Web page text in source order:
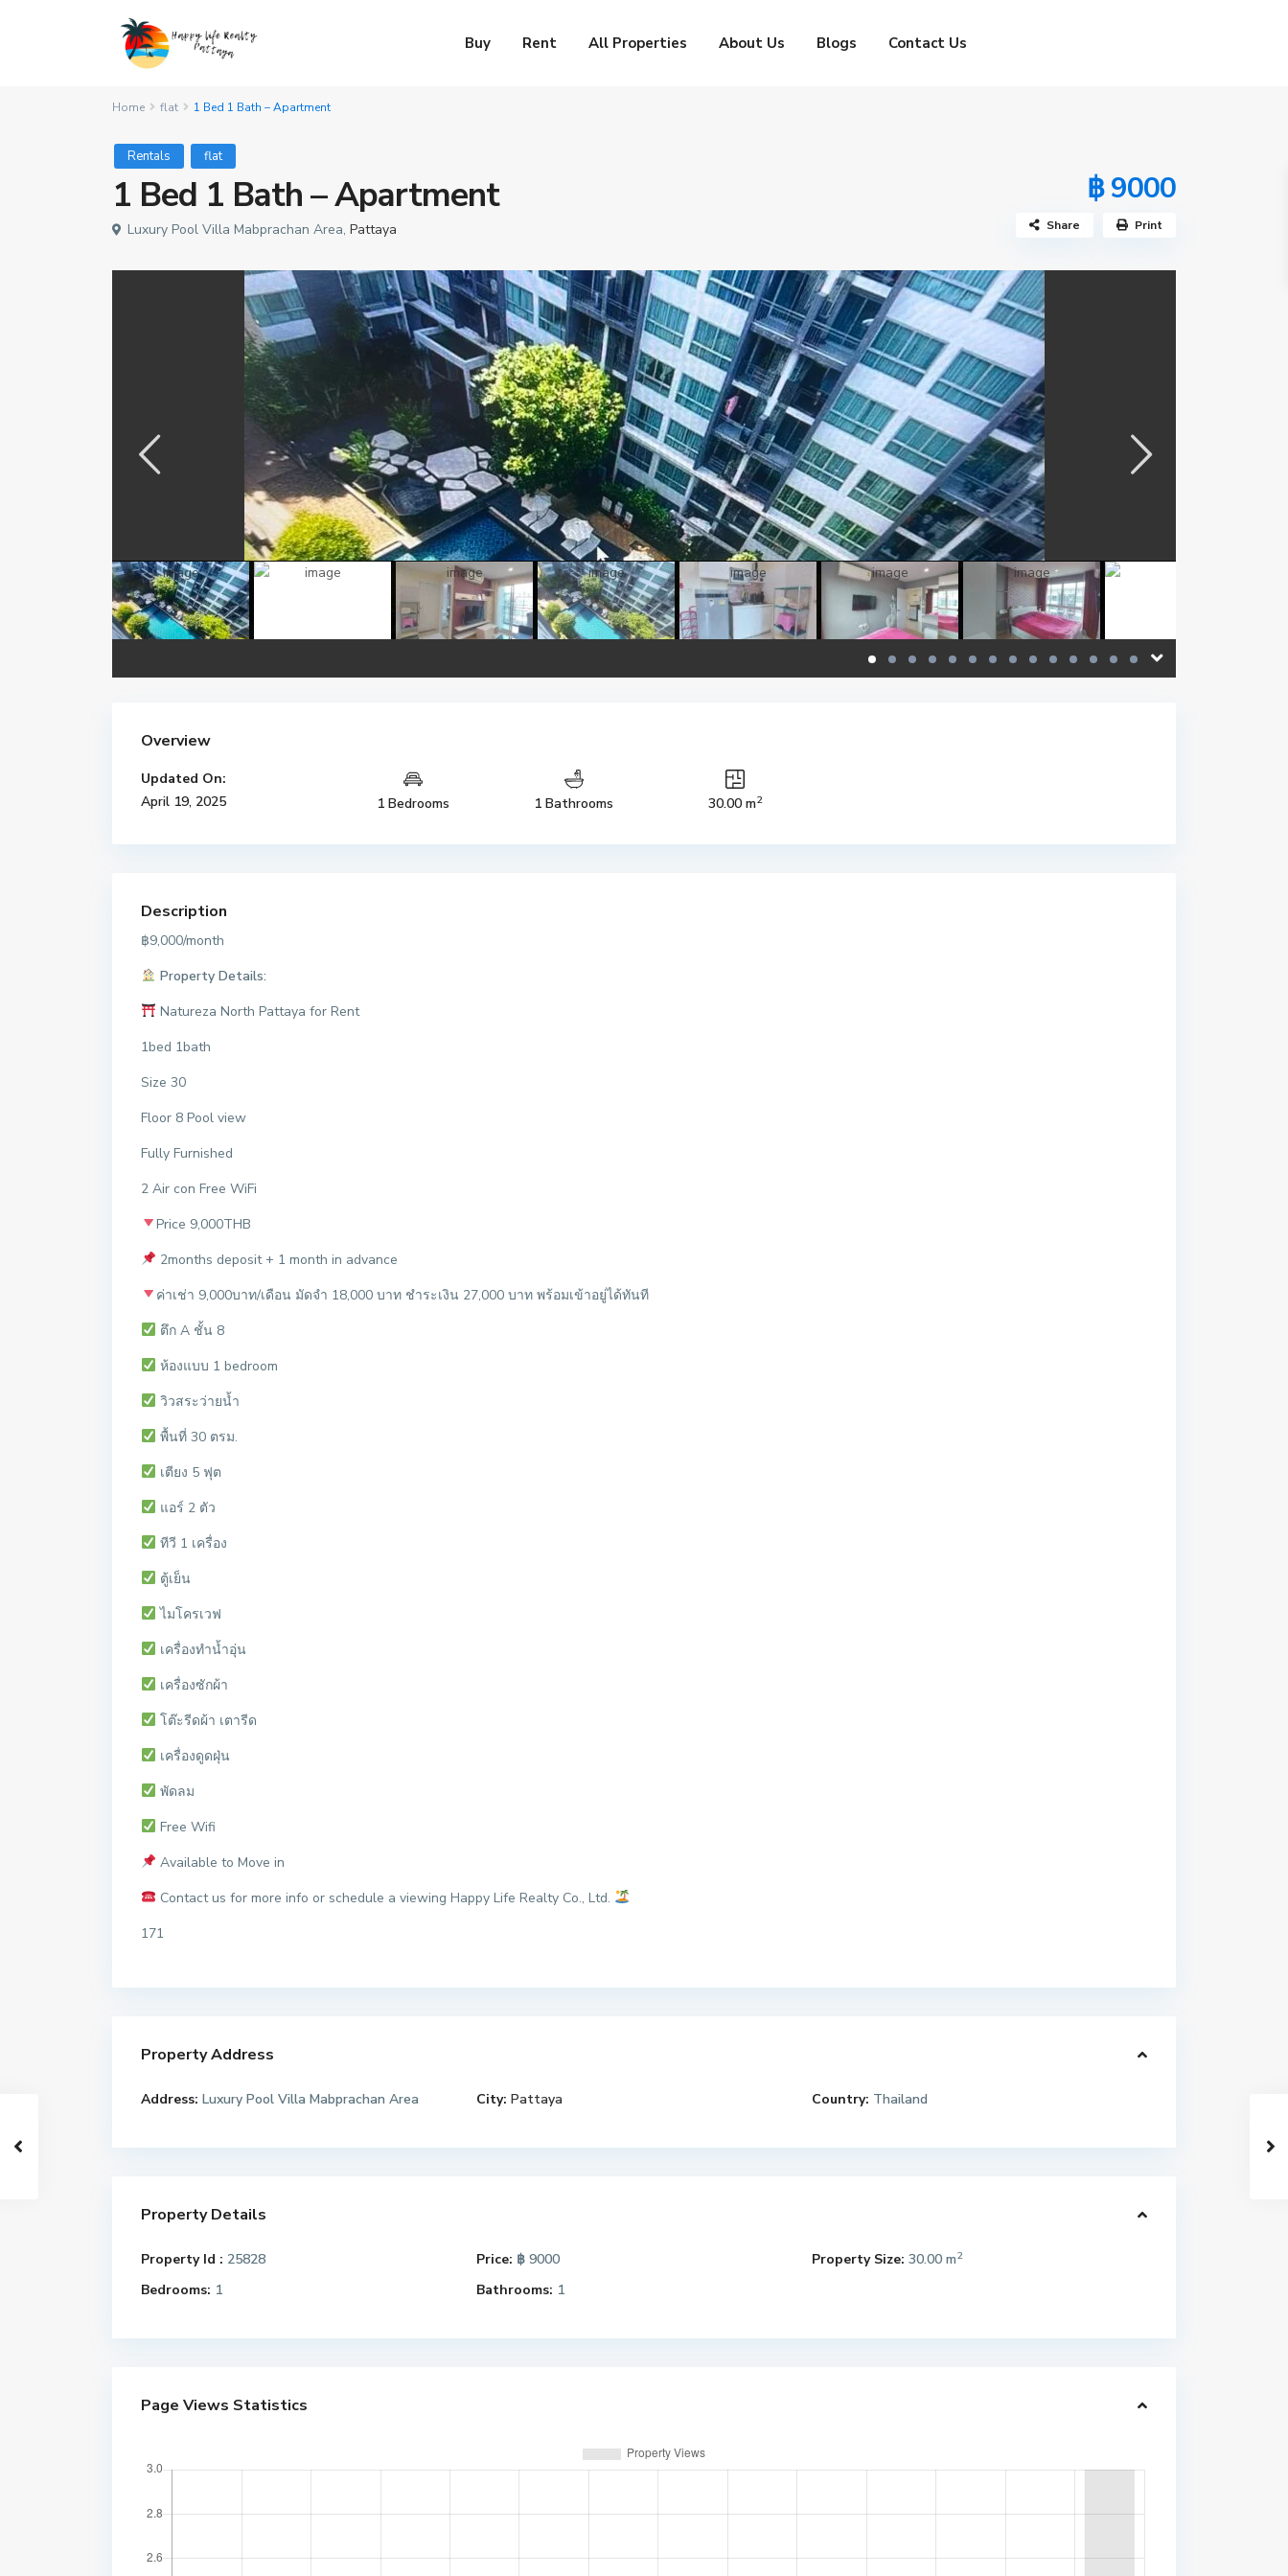
Buy Rent All Properties About Us Blogs Contact Us
Home flat 1 Bed 1 Bath – Apartment
Rentals flat
1 Bed 1 Bath – Apartment ฿ 9000
Luxury Pool Villa Mabprachan Area, Pattaya Share Print
Overview
Updated On:
April 19, 2025
1 Bedrooms 1 Bathrooms 30.00 m2
Description
฿9,000/month
Property Details:
Natureza North Pattaya for Rent
1bed 1bath
Size 30
Floor 8 Pool view
Fully Furnished
2 Air con Free WiFi
Price 9,000THB
2months deposit + 1 month in advance
ค่าเช่า 9,000บาท/เดือน มัดจำ 18,000 บาท ชำระเงิน 27,000 บาท พร้อมเข้าอยู่ได้ทันที
ตึก A ชั้น 8
ห้องแบบ 1 bedroom
วิวสระว่ายน้ำ
พื้นที่ 30 ตรม.
เตียง 5 ฟุต
แอร์ 2 ตัว
ทีวี 1 เครื่อง
ตู้เย็น
ไมโครเวฟ
เครื่องทำน้ำอุ่น
เครื่องซักผ้า
โต๊ะรีดผ้า เตารีด
เครื่องดูดฝุ่น
พัดลม
Free Wifi
Available to Move in
Contact us for more info or schedule a viewing Happy Life Realty Co., Ltd.
171
Property Address
Address: Luxury Pool Villa Mabprachan Area City: Pattaya Country: Thailand
Property Details
Property Id : 25828 Price: ฿ 9000 Property Size: 30.00 m2
Bedrooms: 1 Bathrooms: 1
Page Views Statistics